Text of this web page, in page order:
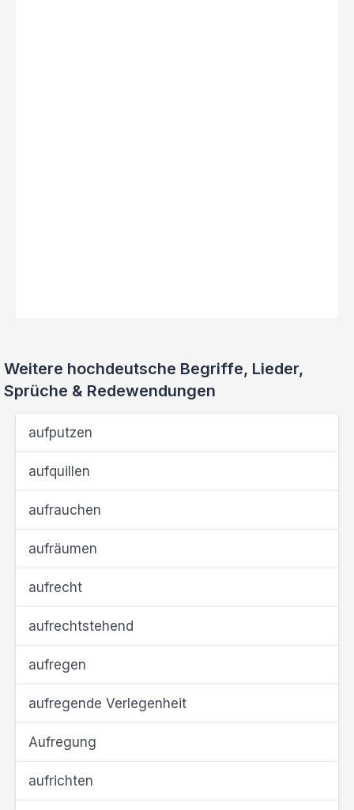
Weitere hochdeutsche Begriffe, Lieder,
Sprüche & Redewendungen
aufputzen
aufquillen
aufrauchen
aufräumen
aufrecht
aufrechtstehend
aufregen
aufregende Verlegenheit
Aufregung
aufrichten